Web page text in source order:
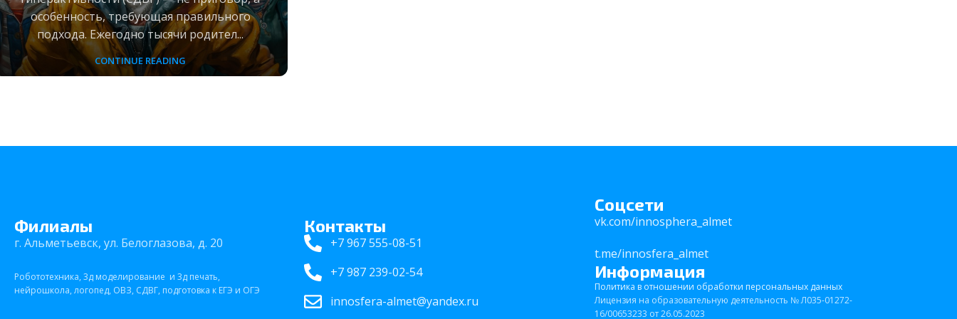
особенность, требующая правильного
подхода. Ежегодно тысячи родител...
CONTINUE READING
Филиалы
г. Альметьевск, ул. Белоглазова, д. 20
Робототехника, 3д моделирование и 3д печать,
нейрошкола, логопед, ОВЗ, СДВГ, подготовка к ЕГЭ и ОГЭ
Контакты
+7 967 555-08-51
+7 987 239-02-54
innosfera-almet@yandex.ru
Соцсети
vk.com/innosphera_almet
t.me/innosfera_almet
Информация
Политика в отношении обработки персональных данных
Лицензия на образовательную деятельность № Л035-01272-
16/00653233 от 26.05.2023